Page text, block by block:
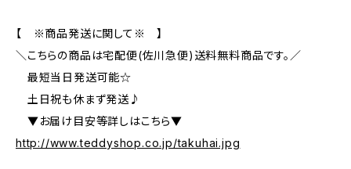
【 ※商品発送に関して※ 】
＼こちらの商品は宅配便(佐川急便)送料無料商品です。／
最短当日発送可能☆
土日祝も休まず発送♪
▼お届け目安等詳しはこちら▼
http://www.teddyshop.co.jp/takuhai.jpg